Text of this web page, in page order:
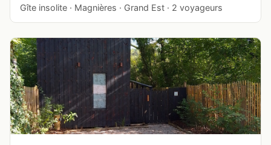
Gîte insolite · Magnières · Grand Est · 2 voyageurs